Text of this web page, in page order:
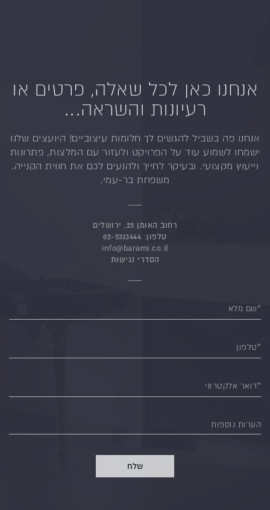
אנחנו כאן לכל שאלה, פרטים או
רעיונות והשראה...
אנחנו פה בשביל להגשים לך חלומות עיצוביים! היועצים שלנו
ישמחו לשמוע עוד על הפרויקט ולעזור עם המלצות, פתרונות
וייעוץ מקצועי. ובעיקר לחייך ולהנעים לכם את חווית הקנייה.
משפחת בר-עמי.
רחוב האומן 25, ירושלים
טלפון: 02-5313444
info@barami.co.il
הסדרי נגישות
*שם מלא
*טלפון
*דואר אלקטרוני
הערות נוספות
שלח